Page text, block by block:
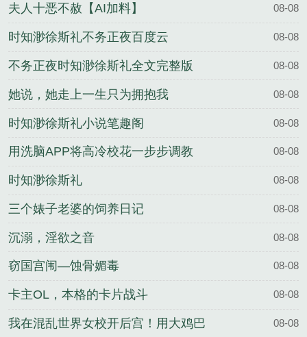
夫人十恶不赦【AI加料】 08-08
时知渺徐斯礼不务正夜百度云 08-08
不务正夜时知渺徐斯礼全文完整版 08-08
她说，她走上一生只为拥抱我 08-08
时知渺徐斯礼小说笔趣阁 08-08
用洗脑APP将高冷校花一步步调教 08-08
时知渺徐斯礼 08-08
三个婊子老婆的饲养日记 08-08
沉溺，淫欲之音 08-08
窃国宫闱—蚀骨媚毒 08-08
卡主OL，本格的卡片战斗 08-08
我在混乱世界女校开后宫！用大鸡巴 08-08